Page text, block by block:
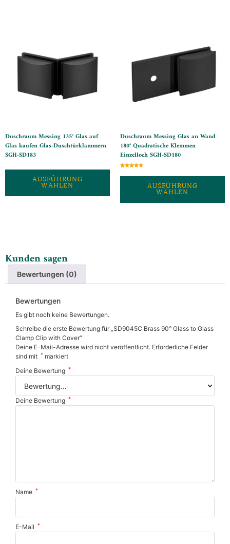
Duschraum Messing 135° Glas auf
Glas kaufen Glas-Duschtürklammern
SGH-SD183
AUSFÜHRUNG
WÄHLEN
Duschraum Messing Glas an Wand
180° Quadratische Klemmen
Einzelloch SGH-SD180
mit
AUSFÜHRUNG
WÄHLEN
Kunden sagen
Bewertungen (0)
Bewertungen
Es gibt noch keine Bewertungen.
Schreibe die erste Bewertung für „SD9045C Brass 90° Glass to Glass
Clamp Clip with Cover“
Deine E-Mail-Adresse wird nicht veröffentlicht. Erforderliche Felder
sind mit * markiert
Deine Bewertung *
Deine Bewertung *
Name *
E-Mail *